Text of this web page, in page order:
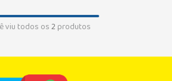
viu todos os2produtos